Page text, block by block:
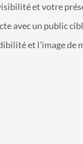
et votre
avec un public
et l'image de